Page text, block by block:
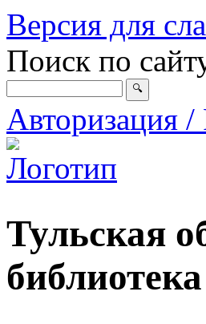
Версия для
Поиск по
Авторизация
Тульская